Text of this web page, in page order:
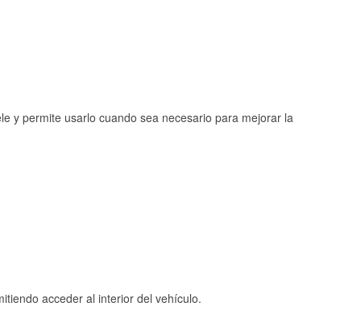
y permite usarlo cuando sea necesario para mejorar la
acceder al interior del vehículo.